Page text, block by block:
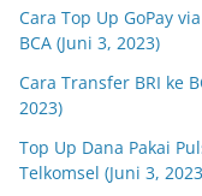
Cara Top Up GoPay
BCA (Juni 3, 2023)
Cara Transfer BRI ke
2023)
Top Up Dana Pakai
Telkomsel (Juni 3,